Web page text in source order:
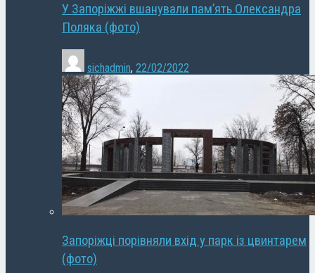
У Запоріжжі вшанували пам’ять Олександра
Поляка (фото)
sichadmin, 22/02/2022
Запоріжці порівняли вхід у парк із цвинтарем
(фото)